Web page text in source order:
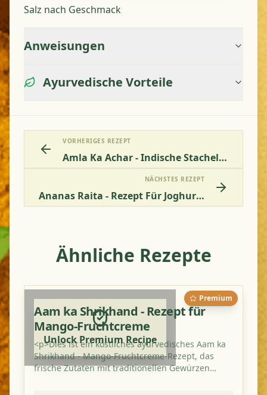
Salz nach Geschmack
Anweisungen
Ayurvedische Vorteile
VORHERIGES REZEPT
Amla Ka Achar - Indische Stachelbeeren-Pickles Rezept
NÄCHSTES REZEPT
Ananas Raita - Rezept Für Joghurtsoße Mit Ananas
Ähnliche Rezepte
Premium
Unlock Premium Recipe
Aam ka Shrikhand - Rezept für
Mango-Fruchtcreme
<p>Dies ist ein köstliches ayurvedisches Aam ka
Shrikhand - Mango-Fruchtcreme-Rezept, das
frische Zutaten mit traditionellen Gewürzen